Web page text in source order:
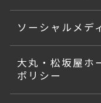
ソーシャルメデ
大丸・松坂屋ホ
ポリシー